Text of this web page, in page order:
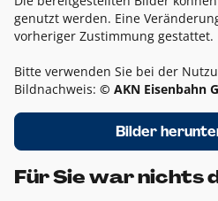
genutzt werden. Eine
vorheriger Zustimmung gestattet.
Bitte verwenden Sie bei der
Bildnachweis: © AKN Eisenbahn
Bilder
Für Sie war nichts